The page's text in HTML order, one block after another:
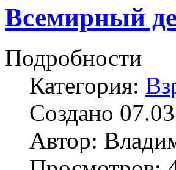
Всемирный
Подробности
Категория:
Создано
Автор: